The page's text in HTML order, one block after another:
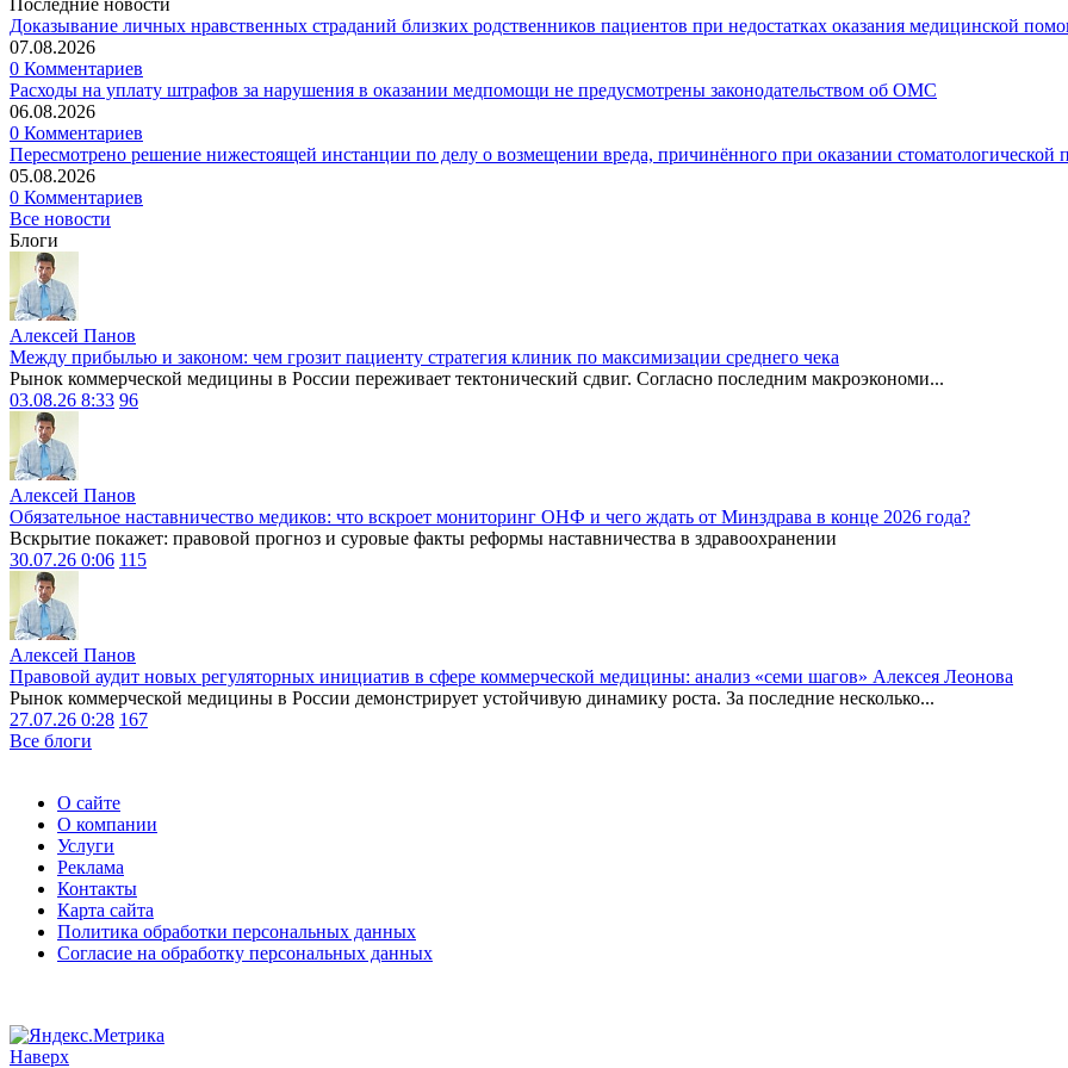
Последние новости
Доказывание личных нравственных страданий близких родственников пациентов при недостатках оказания медицинской
07.08.2026
0 Комментариев
Расходы на уплату штрафов за нарушения в оказании медпомощи не предусмотрены законодательством об ОМС
06.08.2026
0 Комментариев
Пересмотрено решение нижестоящей инстанции по делу о возмещении вреда, причинённого при оказании стоматологической
05.08.2026
0 Комментариев
Все новости
Блоги
Алексей Панов
Между прибылью и законом: чем грозит пациенту стратегия клиник по максимизации среднего чека
Рынок коммерческой медицины в России переживает тектонический сдвиг. Согласно последним макроэкономи...
03.08.26 8:33 96
Алексей Панов
Обязательное наставничество медиков: что вскроет мониторинг ОНФ и чего ждать от Минздрава в конце 2026 года?
Вскрытие покажет: правовой прогноз и суровые факты реформы наставничества в здравоохранении
30.07.26 0:06 115
Алексей Панов
Правовой аудит новых регуляторных инициатив в сфере коммерческой медицины: анализ «семи шагов» Алексея Леонова
Рынок коммерческой медицины в России демонстрирует устойчивую динамику роста. За последние несколько...
27.07.26 0:28 167
Все блоги
О сайте
О компании
Услуги
Реклама
Контакты
Карта сайта
Политика обработки персональных данных
Согласие на обработку персональных данных
Наверх